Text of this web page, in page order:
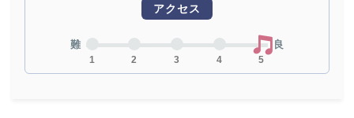
アクセス
難
1 2 3 4 5
良